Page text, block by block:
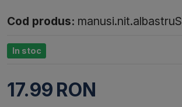
Cod produs: manusi.nit.albastruS
In stoc
17.99 RON